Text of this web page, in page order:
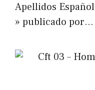
Apellidos
» publicado por…